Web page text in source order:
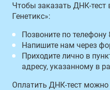
Чтобы заказать ДНК-
Генетикс»:
Позвоните по телефону
Напишите нам через
Приходите лично в
адресу, указанному в
Оплатить ДНК-тест можно